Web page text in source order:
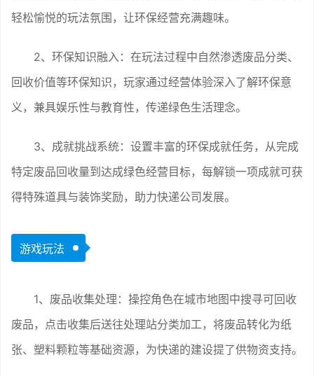
轻松愉悦的玩法氛围，让环保经营充满趣味。
2、环保知识融入：在玩法过程中自然渗透废品分类、
回收价值等环保知识，玩家通过经营体验深入了解环保意
义，兼具娱乐性与教育性，传递绿色生活理念。
3、成就挑战系统：设置丰富的环保成就任务，从完成
特定废品回收量到达成绿色经营目标，每解锁一项成就可获
得特殊道具与装饰奖励，助力快递公司发展。
游戏玩法
1、废品收集处理：操控角色在城市地图中搜寻可回收
废品，点击收集后送往处理站分类加工，将废品转化为纸
张、塑料颗粒等基础资源，为快递的建设提了供物资支持。